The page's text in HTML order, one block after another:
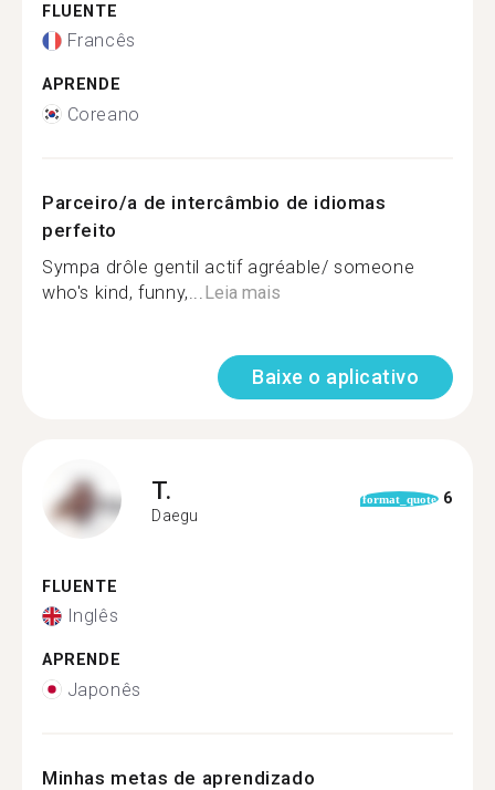
FLUENTE
Francês
APRENDE
Coreano
Parceiro/a de intercâmbio de idiomas
perfeito
Sympa drôle gentil actif agréable/ someone
who's kind, funny,... Leia mais
Baixe o aplicativo
T.
Daegu
format_quote 6
FLUENTE
Inglês
APRENDE
Japonês
Minhas metas de aprendizado